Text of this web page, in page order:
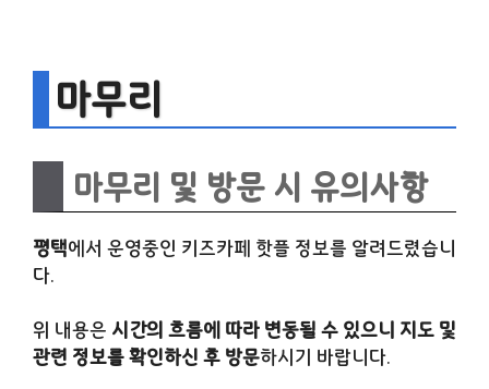
마무리
마무리 및 방문 시 유의사항
평택에서 운영중인 키즈카페 핫플 정보를 알려드렸습니
다.
위 내용은 시간의 흐름에 따라 변동될 수 있으니 지도 및
관련 정보를 확인하신 후 방문하시기 바랍니다.